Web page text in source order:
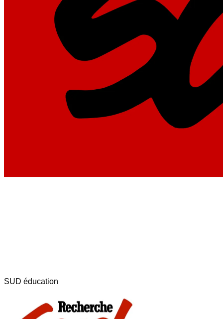
SUD éducation